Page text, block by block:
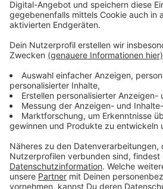
Wir benötigen
Zustimmung, um den
Video-Service zu
Wir verwenden einen
Drittanbieters, um
einzubetten. Dieser
sammeln. Bitte
Details durch und
Nutzung des Service